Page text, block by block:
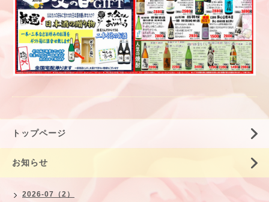
トップページ
お知らせ
2026-07（2）